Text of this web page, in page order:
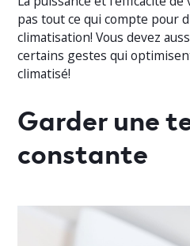
pas tout ce qui compte pour
climatisation! Vous devez
certains gestes qui
climatisé!
Garder une
constante